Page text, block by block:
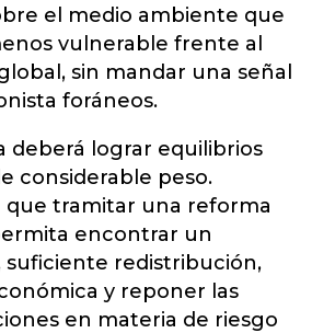
el medio ambiente que
vulnerable frente al
sin mandar una señal
foráneos.
deberá lograr equilibrios
considerable peso.
que tramitar una reforma
encontrar un
suficiente redistribución,
y reponer las
en materia de riesgo